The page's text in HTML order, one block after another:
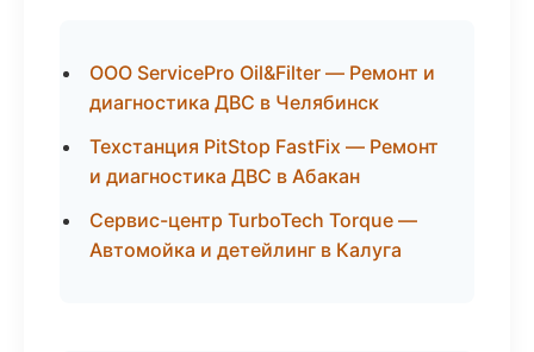
ООО ServicePro Oil&Filter — Ремонт и
диагностика ДВС в Челябинск
Техстанция PitStop FastFix — Ремонт
и диагностика ДВС в Абакан
Сервис-центр TurboTech Torque —
Автомойка и детейлинг в Калуга